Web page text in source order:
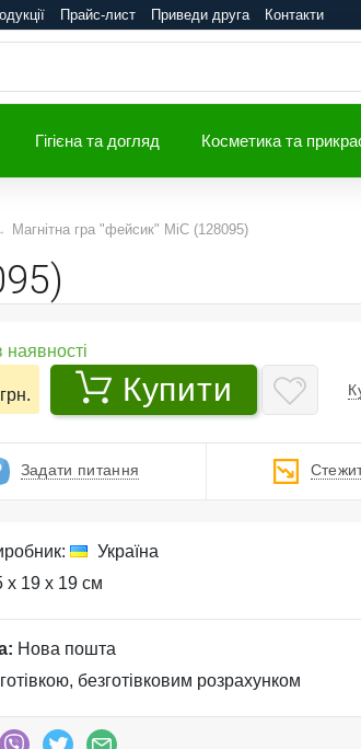
Прайс-лист Приведи друга Контакти
Гігієна та догляд Косметика та
Магнітна гра "фейсик" MiC (128095)
грн. Купити
Задати питання
Україна
19 x 19 см
Нова пошта
готівкою, безготівковим розрахунком